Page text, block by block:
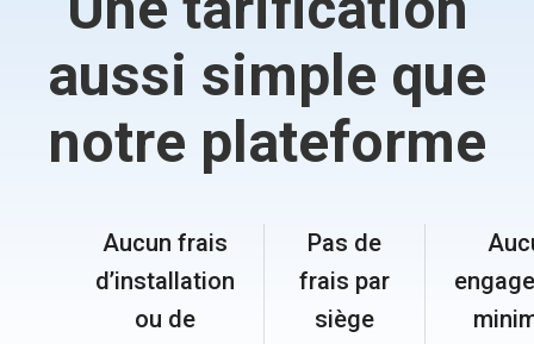
aussi simple que
notre plateforme
Aucun frais
d’installation
ou de
Pas de
frais par
siège